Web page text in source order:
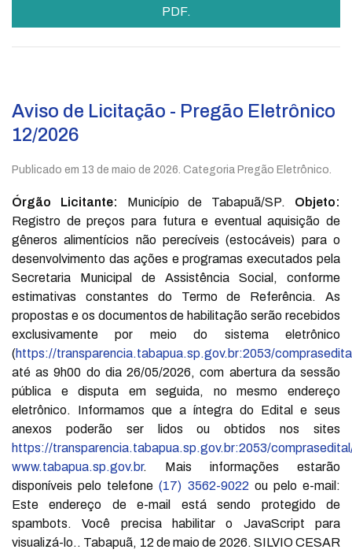
PDF.
Aviso de Licitação - Pregão Eletrônico
12/2026
Publicado em 13 de maio de 2026 . Categoria Pregão Eletrônico.
Órgão Licitante: Município de Tabapuã/SP. Objeto:
Registro de preços para futura e eventual aquisição de
gêneros alimentícios não perecíveis (estocáveis) para o
desenvolvimento das ações e programas executados pela
Secretaria Municipal de Assistência Social, conforme
estimativas constantes do Termo de Referência. As
propostas e os documentos de habilitação serão recebidos
exclusivamente por meio do sistema eletrônico
(https://transparencia.tabapua.sp.gov.br:2053/
até as 9h00 do dia 26/05/2026, com abertura da sessão
pública e disputa em seguida, no mesmo endereço
eletrônico. Informamos que a íntegra do Edital e seus
anexos poderão ser lidos ou obtidos nos sites
https://transparencia.tabapua.sp.gov.br:2053/
www.tabapua.sp.gov.br. Mais informações estarão
disponíveis pelo telefone(17) 3562-9022 ou pelo e-mail:
Este endereço de e-mail está sendo protegido de
spambots. Você precisa habilitar o JavaScript para
visualizá-lo. . Tabapuã, 12 de maio de 2026. SILVIO CESAR